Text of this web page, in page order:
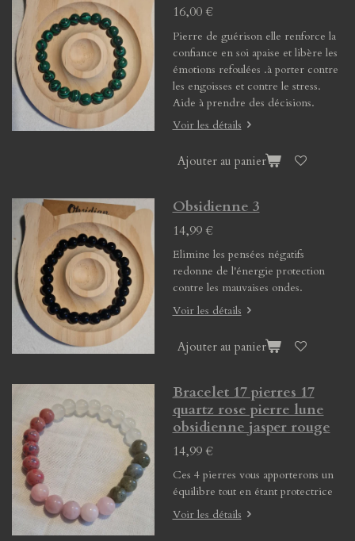
16,00 €
Pierre de guérison elle renforce la
confiance en soi apaise et libère les
émotions refoulées .à porter contre
les engoisses et contre le stress.
Aide à prendre des décisions.
Voir les détails
Ajouter au panier
Obsidienne 3
14,99 €
Elimine les pensées négatifs
redonne de l'énergie protection
contre les mauvaises ondes.
Voir les détails
Ajouter au panier
Bracelet 17 pierres 17
quartz rose pierre lune
obsidienne jasper rouge
14,99 €
Ces 4 pierres vous apporterons un
équilibre tout en étant protectrice
Voir les détails